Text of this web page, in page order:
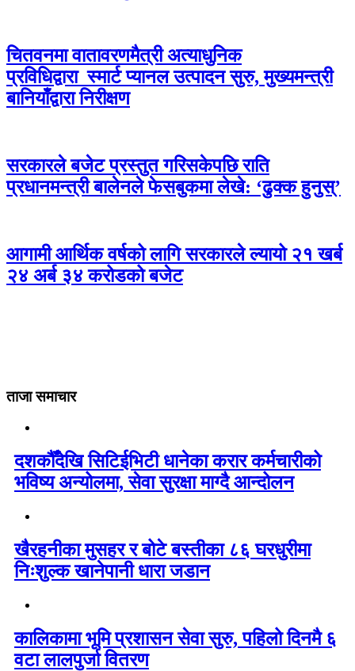
चितवनमा वातावरणमैत्री अत्याधुनिक
प्रविधिद्वारा स्मार्ट प्यानल उत्पादन सुरु, मुख्यमन्त्री
बानियाँद्वारा निरीक्षण
सरकारले बजेट प्रस्तुत गरिसकेपछि राति
प्रधानमन्त्री बालेनले फेसबुकमा लेखे: ‘ढुक्क हुनुस्’
आगामी आर्थिक वर्षको लागि सरकारले ल्यायो २१ खर्ब
२४ अर्ब ३४ करोडको बजेट
ताजा समाचार
दशकौँदेखि सिटिईभिटी धानेका करार कर्मचारीको
भविष्य अन्योलमा, सेवा सुरक्षा माग्दै आन्दोलन
खैरहनीका मुसहर र बोटे बस्तीका ८६ घरधुरीमा
निःशुल्क खानेपानी धारा जडान
कालिकामा भूमि प्रशासन सेवा सुरु, पहिलो दिनमै ६
वटा लालपुर्जा वितरण